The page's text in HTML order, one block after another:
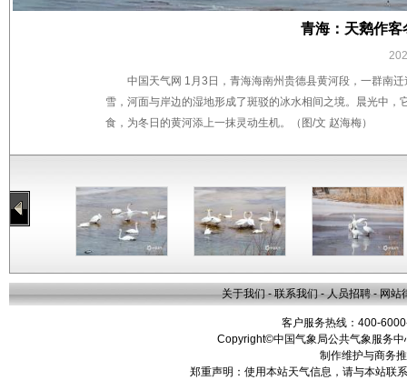
青海：天鹅作
中国天气网 1月3日，青海海南州贵德县黄河段，一群南
雪，河面与岸边的湿地形成了斑驳的冰水相间之境。晨光中
食，为冬日的黄河添上一抹灵动生机。（图/文 赵海梅）
关于我们 - 联系我们 - 人员招聘 - 网站
客户服务热线：400-
Copyright©中国气象局公共气象服务
制作维护与商务
郑重声明：使用本站天气信息，请与本站联